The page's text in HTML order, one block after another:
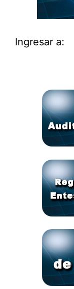
Ingresar a: